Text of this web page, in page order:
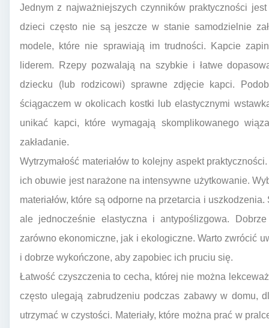
Jednym z najważniejszych czynników praktyczności
dzieci często nie są jeszcze w stanie samodzielnie
modele, które nie sprawiają im trudności. Kapcie
liderem. Rzepy pozwalają na szybkie i łatwe
dziecku (lub rodzicowi) sprawne zdjęcie kapci.
ściągaczem w okolicach kostki lub elastycznymi
unikać kapci, które wymagają skomplikowanego
zakładanie.
Wytrzymałość materiałów to kolejny aspekt
ich obuwie jest narażone na intensywne użytkowanie.
materiałów, które są odporne na przetarcia i
ale jednocześnie elastyczna i antypoślizgowa.
zarówno ekonomiczne, jak i ekologiczne. Warto zwrócić
i dobrze wykończone, aby zapobiec ich pruciu się.
Łatwość czyszczenia to cecha, której nie można
często ulegają zabrudzeniu podczas zabawy w domu,
utrzymać w czystości. Materiały, które można prać w